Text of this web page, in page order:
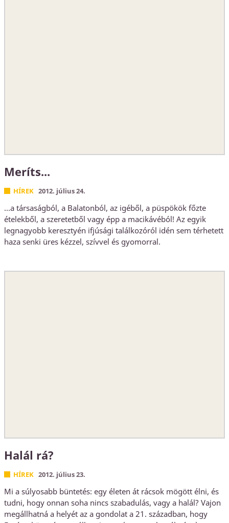
Meríts...
HÍREK 2012. július 24.
...a társaságból, a Balatonból, az igéből, a püspökök főzte
ételekből, a szeretetből vagy épp a macikávéból! Az egyik
legnagyobb keresztyén ifjúsági találkozóról idén sem térhetett
haza senki üres kézzel, szívvel és gyomorral.
Halál rá?
HÍREK 2012. július 23.
Mi a súlyosabb büntetés: egy életen át rácsok mögött élni, és
tudni, hogy onnan soha nincs szabadulás, vagy a halál? Vajon
megállhatná a helyét az a gondolat a 21. században, hogy